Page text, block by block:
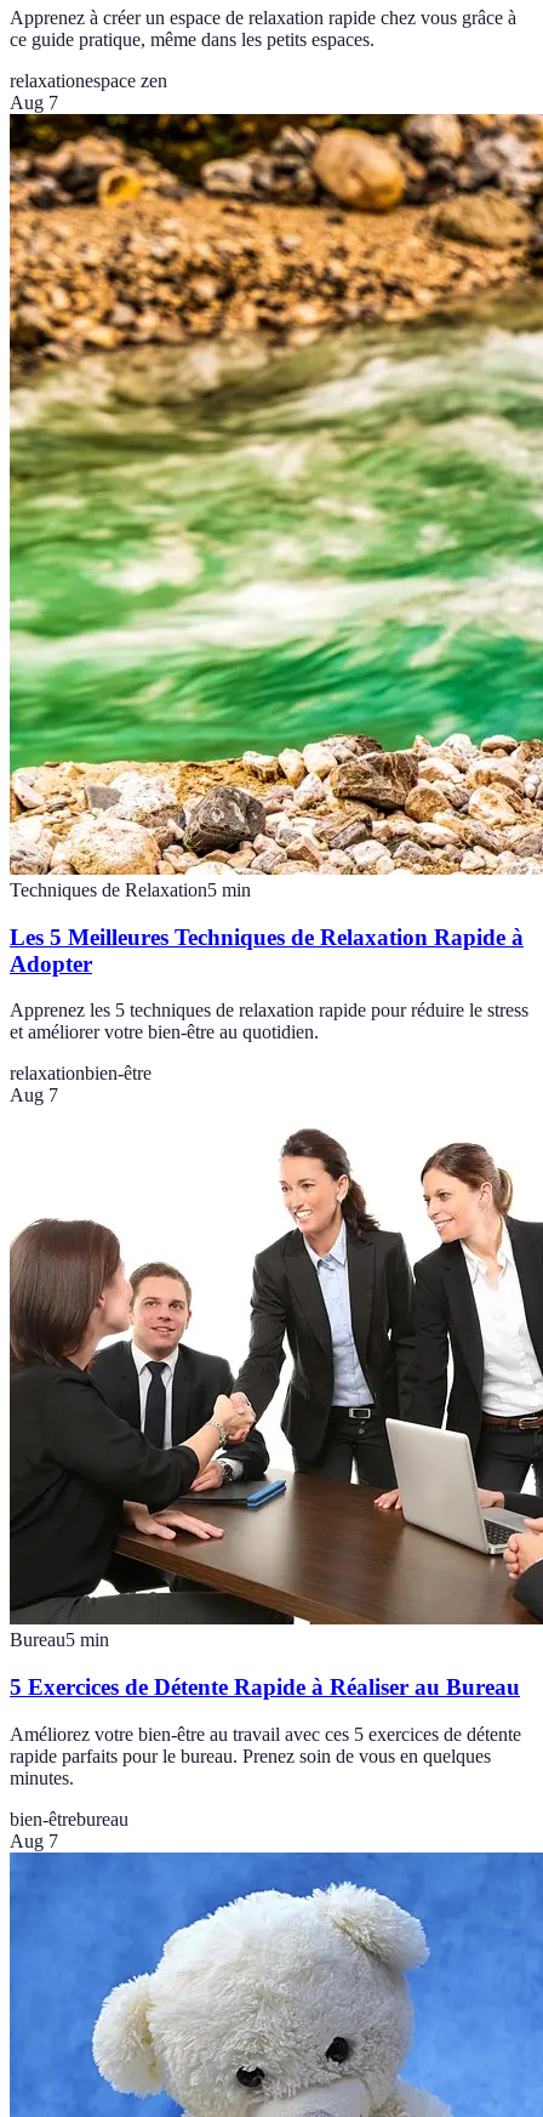
Apprenez à créer un espace de relaxation rapide chez vous grâce à
ce guide pratique, même dans les petits espaces.
relaxationespace zen
Aug 7
Techniques de Relaxation5 min
Les 5 Meilleures Techniques de Relaxation Rapide à
Adopter
Apprenez les 5 techniques de relaxation rapide pour réduire le stress
et améliorer votre bien-être au quotidien.
relaxationbien-être
Aug 7
Bureau5 min
5 Exercices de Détente Rapide à Réaliser au Bureau
Améliorez votre bien-être au travail avec ces 5 exercices de détente
rapide parfaits pour le bureau. Prenez soin de vous en quelques
minutes.
bien-êtrebureau
Aug 7